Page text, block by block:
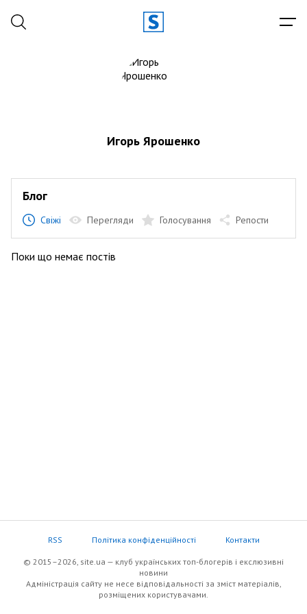
Игорь Ярошенко
Блог
Свіжі Перегляди Голосування Репости
Поки що немає постів
RSS Політика конфіденційності Контакти
© 2015–2026, site.ua — клуб українських топ-блогерів i екслюзивнi
новини
Адміністрація сайту не несе відповідальності за зміст матеріалів,
розміщених користувачами.